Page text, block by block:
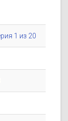
1 из 20